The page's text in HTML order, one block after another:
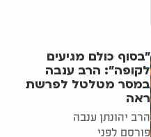
"בסוף כולם מגיעים
לקופה": הרב ענבה
במסר מטלטל לפרשת
ראה
הרב יהונתן ענבה
פורסם לפני